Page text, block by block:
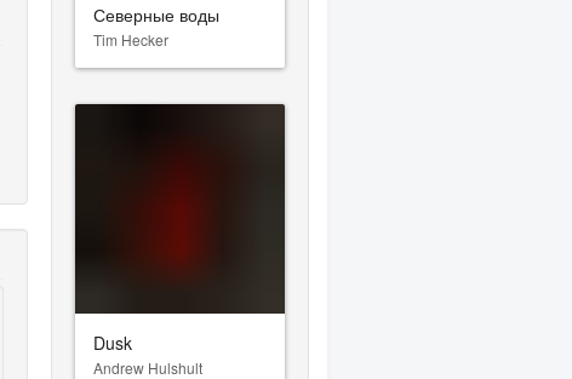
Северные воды
Tim Hecker
Dusk
Andrew Hulshult